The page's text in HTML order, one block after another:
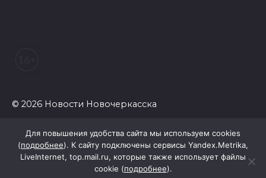
© 2026 Новости Новочеркасска
Для повышения удобства сайта мы используем cookies
(подробнее). К сайту подключены сервисы Yandex.Metrika,
LiveInternet, top.mail.ru, которые также использует файлы
cookie (подробнее).